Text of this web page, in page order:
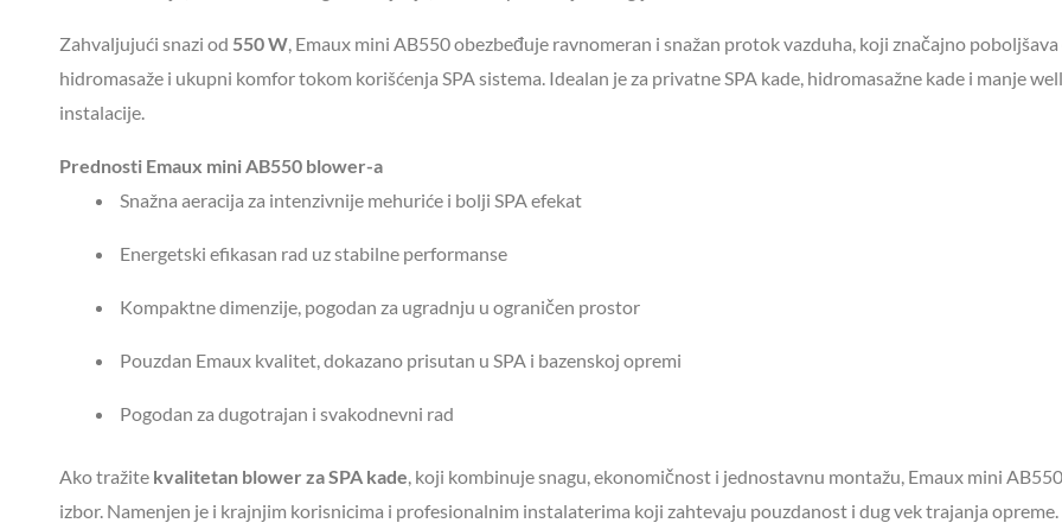
Zahvaljujući snazi od 550 W, Emaux mini AB550 obezbeđuje ravnomeran i snažan protok vazduha, koji značajno
hidromasaže i ukupni komfor tokom korišćenja SPA sistema. Idealan je za privatne SPA kade, hidromasažne kade i manje
instalacije.
Prednosti Emaux mini AB550 blower-a
Snažna aeracija za intenzivnije mehuriće i bolji SPA efekat
Energetski efikasan rad uz stabilne performanse
Kompaktne dimenzije, pogodan za ugradnju u ograničen prostor
Pouzdan Emaux kvalitet, dokazano prisutan u SPA i bazenskoj opremi
Pogodan za dugotrajan i svakodnevni rad
Ako tražite kvalitetan blower za SPA kade, koji kombinuje snagu, ekonomičnost i jednostavnu montažu, Emaux mini
izbor. Namenjen je i krajnjim korisnicima i profesionalnim instalaterima koji zahtevaju pouzdanost i dug vek trajanja opreme.